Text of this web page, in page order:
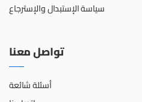
سياسة الإستبدال والإسترجاع
تواصل معنا
أسئلة شائعة